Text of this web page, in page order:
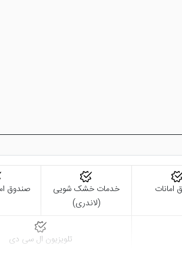
امانات
خدمات خشک شویی
(لاندری)
صندوق
تلویزیون ال سی دی